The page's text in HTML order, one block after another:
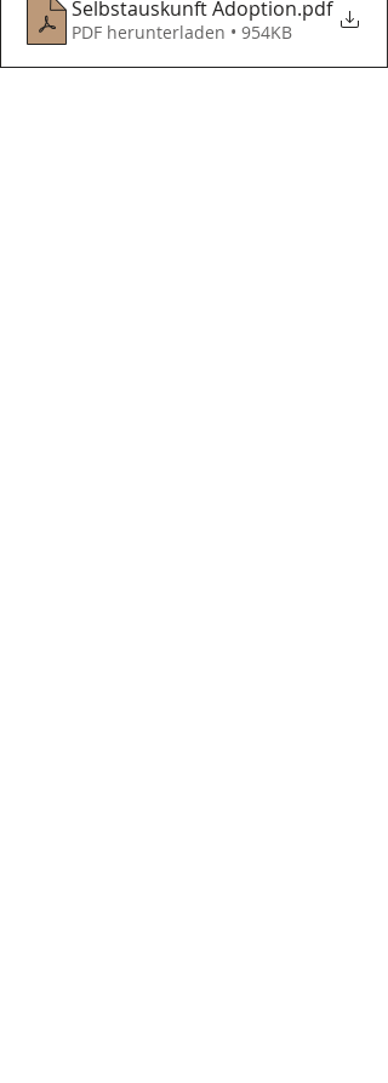
Selbstauskunft Adoption.pdf
PDF herunterladen • 954KB